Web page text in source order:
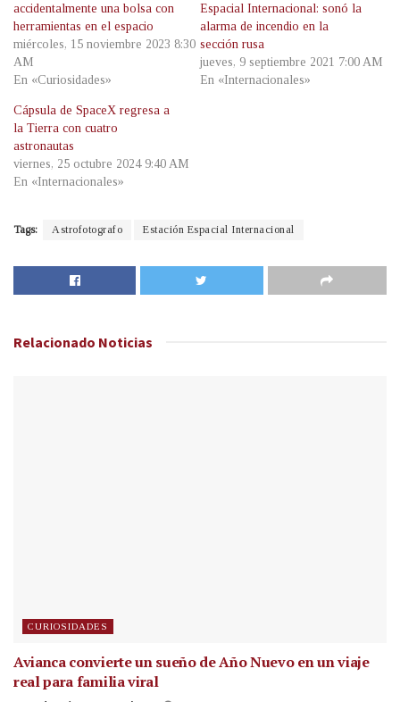
accidentalmente una bolsa con
herramientas en el espacio
miércoles, 15 noviembre 2023 8:30
AM
En «Curiosidades»
Espacial Internacional: sonó la
alarma de incendio en la
sección rusa
jueves, 9 septiembre 2021 7:00 AM
En «Internacionales»
Cápsula de SpaceX regresa a
la Tierra con cuatro
astronautas
viernes, 25 octubre 2024 9:40 AM
En «Internacionales»
Tags: Astrofotografo Estación Espacial Internacional
Relacionado Noticias
CURIOSIDADES
Avianca convierte un sueño de Año Nuevo en un viaje
real para familia viral